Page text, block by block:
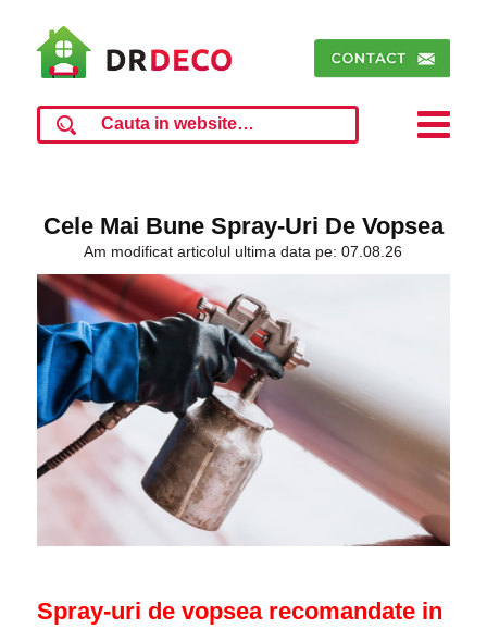
Cele Mai Bune Spray-Uri De Vopsea
Am modificat articolul ultima data pe: 07.08.26
Spray-uri de vopsea recomandate in